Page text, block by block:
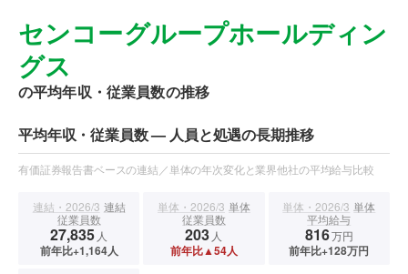
センコーグループホールディン
グス
の平均年収・従業員数の推移
平均年収・従業員数 — 人員と処遇の長期推移
有価証券報告書ベースの連結／単体の年次変化と業界他社の平均給与比較
連結・2026/3 連結
従業員数
27,835 人
前年比+1,164人
単体・2026/3 単体
従業員数
203 人
前年比▲54人
単体・2026/3 単体
平均給与
816万円
前年比+128万円